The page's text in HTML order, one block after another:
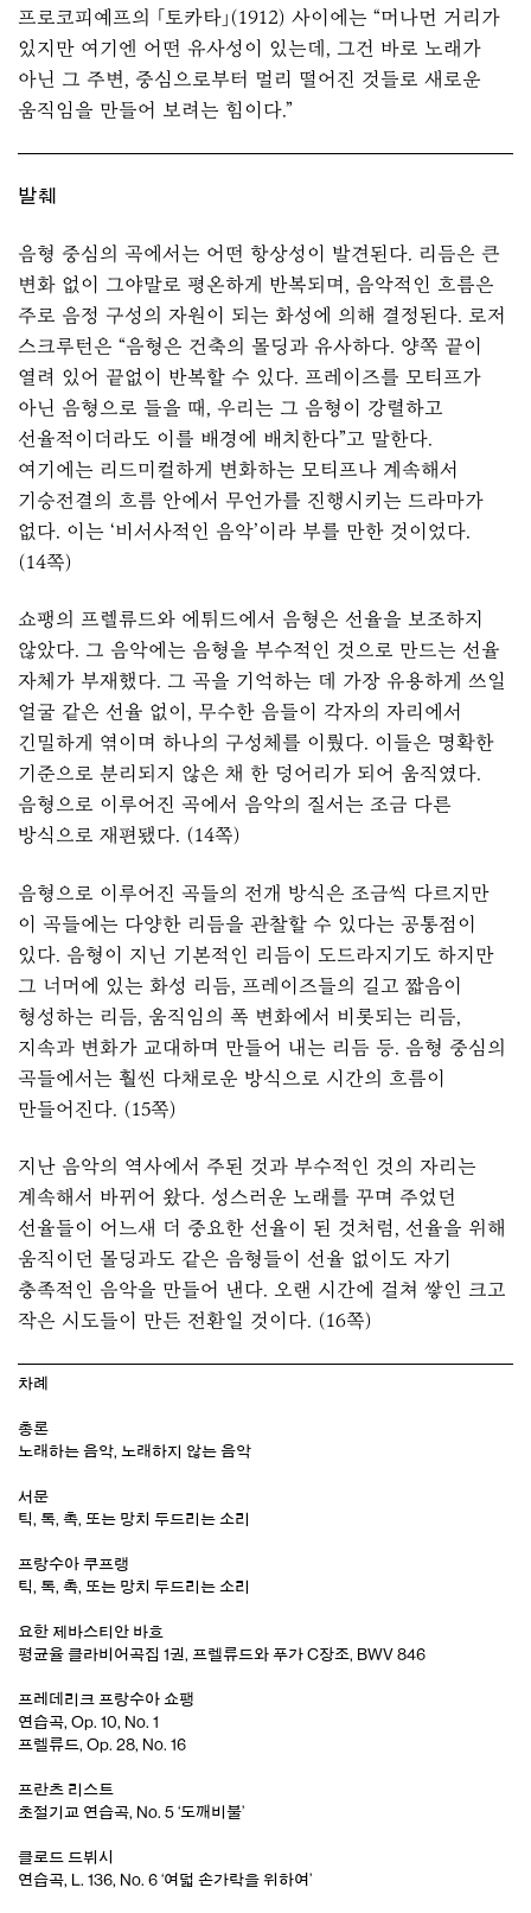
프로코피예프의 「토카타」(1912) 사이에는 “머나먼 거리가
있지만 여기엔 어떤 유사성이 있는데, 그건 바로 노래가
아닌 그 주변, 중심으로부터 멀리 떨어진 것들로 새로운
움직임을 만들어 보려는 힘이다.”
발췌
음형 중심의 곡에서는 어떤 항상성이 발견된다. 리듬은 큰
변화 없이 그야말로 평온하게 반복되며, 음악적인 흐름은
주로 음정 구성의 자원이 되는 화성에 의해 결정된다. 로저
스크루턴은 “음형은 건축의 몰딩과 유사하다. 양쪽 끝이
열려 있어 끝없이 반복할 수 있다. 프레이즈를 모티프가
아닌 음형으로 들을 때, 우리는 그 음형이 강렬하고
선율적이더라도 이를 배경에 배치한다”고 말한다.
여기에는 리드미컬하게 변화하는 모티프나 계속해서
기승전결의 흐름 안에서 무언가를 진행시키는 드라마가
없다. 이는 ‘비서사적인 음악’이라 부를 만한 것이었다.
(14쪽)
쇼팽의 프렐류드와 에튀드에서 음형은 선율을 보조하지
않았다. 그 음악에는 음형을 부수적인 것으로 만드는 선율
자체가 부재했다. 그 곡을 기억하는 데 가장 유용하게 쓰일
얼굴 같은 선율 없이, 무수한 음들이 각자의 자리에서
긴밀하게 엮이며 하나의 구성체를 이뤘다. 이들은 명확한
기준으로 분리되지 않은 채 한 덩어리가 되어 움직였다.
음형으로 이루어진 곡에서 음악의 질서는 조금 다른
방식으로 재편됐다. (14쪽)
음형으로 이루어진 곡들의 전개 방식은 조금씩 다르지만
이 곡들에는 다양한 리듬을 관찰할 수 있다는 공통점이
있다. 음형이 지닌 기본적인 리듬이 도드라지기도 하지만
그 너머에 있는 화성 리듬, 프레이즈들의 길고 짧음이
형성하는 리듬, 움직임의 폭 변화에서 비롯되는 리듬,
지속과 변화가 교대하며 만들어 내는 리듬 등. 음형 중심의
곡들에서는 훨씬 다채로운 방식으로 시간의 흐름이
만들어진다. (15쪽)
지난 음악의 역사에서 주된 것과 부수적인 것의 자리는
계속해서 바뀌어 왔다. 성스러운 노래를 꾸며 주었던
선율들이 어느새 더 중요한 선율이 된 것처럼, 선율을 위해
움직이던 몰딩과도 같은 음형들이 선율 없이도 자기
충족적인 음악을 만들어 낸다. 오랜 시간에 걸쳐 쌓인 크고
작은 시도들이 만든 전환일 것이다. (16쪽)
차례
총론
노래하는 음악, 노래하지 않는 음악
서문
틱, 톡, 촉, 또는 망치 두드리는 소리
프랑수아 쿠프랭
틱, 톡, 촉, 또는 망치 두드리는 소리
요한 제바스티안 바흐
평균율 클라비어곡집 1권, 프렐류드와 푸가 C장조, BWV 846
프레데리크 프랑수아 쇼팽
연습곡, Op. 10, No. 1
프렐류드, Op. 28, No. 16
프란츠 리스트
초절기교 연습곡, No. 5 ‘도깨비불’
클로드 드뷔시
연습곡, L. 136, No. 6 ‘여덟 손가락을 위하여’